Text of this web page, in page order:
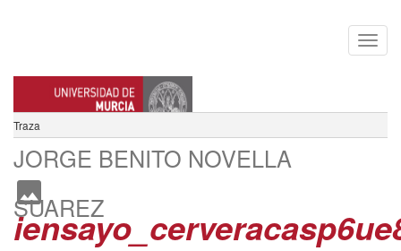
JORGE BENITO NOVELLA
SUAREZ
Traza